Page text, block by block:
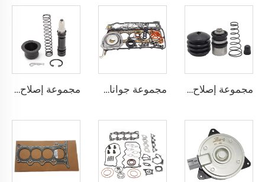
مجموعة إصلاح اسطوانة فصل القابض 04313-14030 قطع غيار السيارات بالجملة من المصنع لسيارة Toyota COROLLA / DAIHATSU TERIOS مجموعة جوانات المحرك الكاملة AB39-6079-AB، مجموعة جوانات الإصلاح الشاملة لسيارة Ford RANGER / Mazda BT-50 3.2L مجموعة إصلاح أسطوانة رئيسية عالية الأداء 04311-12060 لنظام نقل الحركة التلقائي TOYOTA